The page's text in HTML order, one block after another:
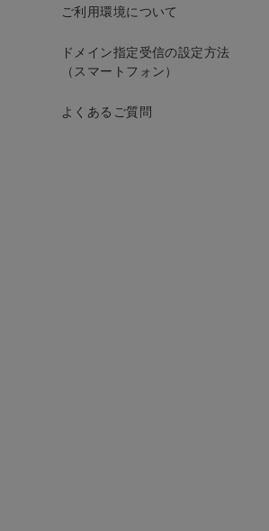
ご利用環境について
ドメイン指定受信の設定方法
（スマートフォン）
よくあるご質問